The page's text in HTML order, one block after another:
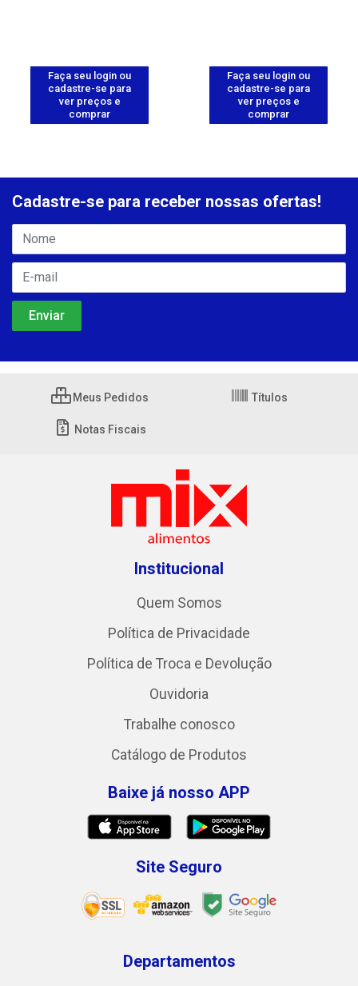
Faça seu login ou
cadastre-se para
ver preços e
comprar
Faça seu login ou
cadastre-se para
ver preços e
comprar
Cadastre-se para receber nossas ofertas!
Meus Pedidos Títulos
Notas Fiscais
Institucional
Quem Somos
Política de Privacidade
Política de Troca e Devolução
Ouvidoria
Trabalhe conosco
Catálogo de Produtos
Baixe já nosso APP
Site Seguro
Departamentos